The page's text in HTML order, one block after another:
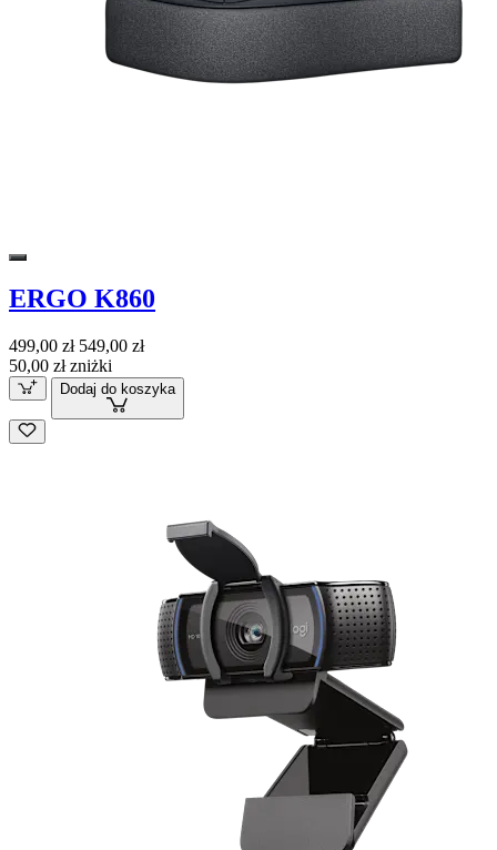
ERGO K860
499,00 zł 549,00 zł
50,00 zł zniżki
Dodaj do koszyka